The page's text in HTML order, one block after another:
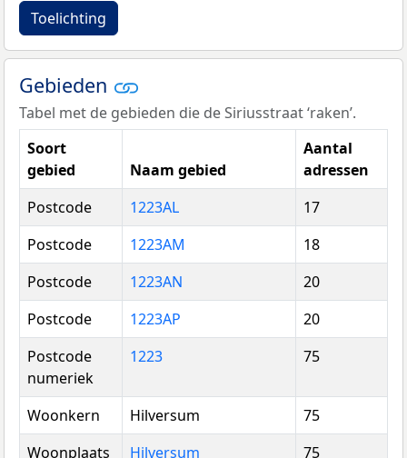
Toelichting
Gebieden
Tabel met de gebieden die de Siriusstraat ‘raken’.
Soort
gebied
Naam gebied
Aantal
adressen
Postcode
1223AL
17
Postcode
1223AM
18
Postcode
1223AN
20
Postcode
1223AP
20
Postcode
numeriek
1223 75
Woonkern Hilversum
75
Woonplaats
Hilversum
75